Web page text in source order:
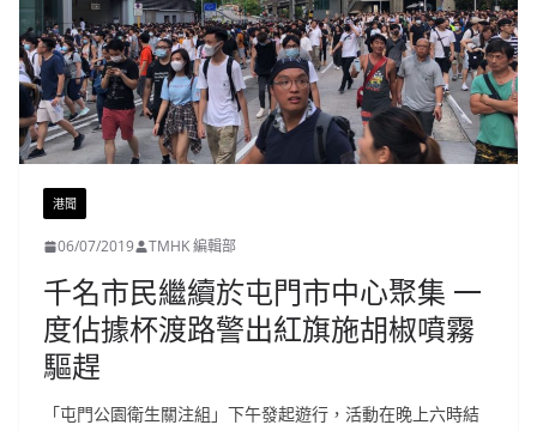
港聞
06/07/2019 TMHK 編輯部
千名市民繼續於屯門市中心聚集 一
度佔據杯渡路警出紅旗施胡椒噴霧
驅趕
「屯門公園衛生關注組」下午發起遊行，活動在晚上六時結